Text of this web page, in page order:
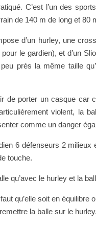
C’est l’un des
de 140 m de long et 80
d’un hurley, une
le gardien), et d’un
près la même taille
de porter un casque car
violent, la
comme un danger
6 défenseurs 2 milieux
touche.
qu’avec le hurley et la
qu’elle soit en
la balle sur le